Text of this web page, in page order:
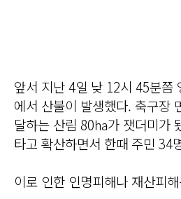
앞서 지난 4일 낮 12시 45분쯤
에서 산불이 발생했다. 축구장
달하는 산림 80㏊가 잿더미가
타고 확산하면서 한때 주민 34
이로 인한 인명피해나 재산피